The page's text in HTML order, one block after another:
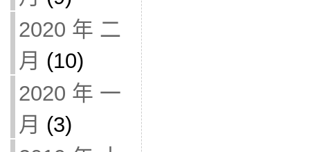
2020 年 二
月 (10)
2020 年 一
月 (3)